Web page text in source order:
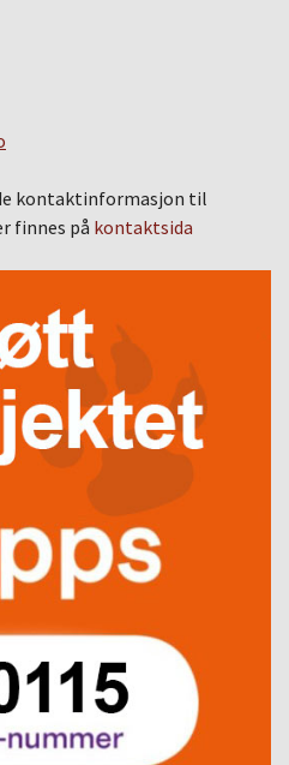
kontaktinformasjon til
finnes på kontaktsida